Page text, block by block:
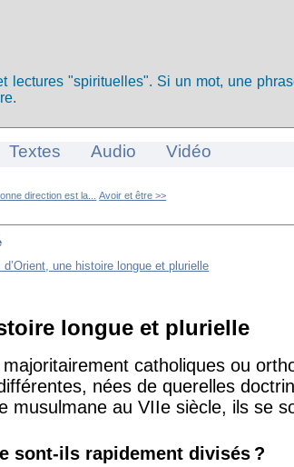
lectures "spirituelles". Si un mot, une
Textes Audio Vidéo
direction est la... Avoir et être >>
longue et plurielle
catholiques ou
nées de querelles
musulmane au VIIe siècle, ils se
sont-ils rapidement divisés ?